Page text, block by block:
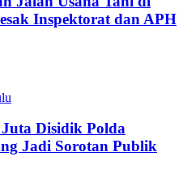
Inspektorat dan APH
Disidik Polda
Jadi Sorotan Publik